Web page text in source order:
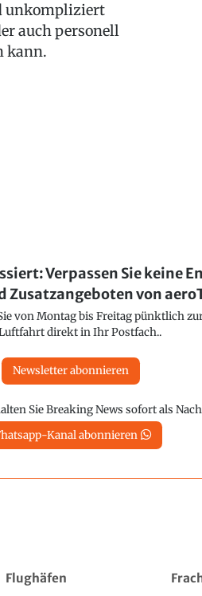
unkompliziert
auch personell
kann.
Verpassen Sie keine
von
von Montag bis Freitag pünktlich
direkt in Ihr Postfach..
Newsletter abonnieren
Sie Breaking News sofort als
Kanal abonnieren
Flughäfen